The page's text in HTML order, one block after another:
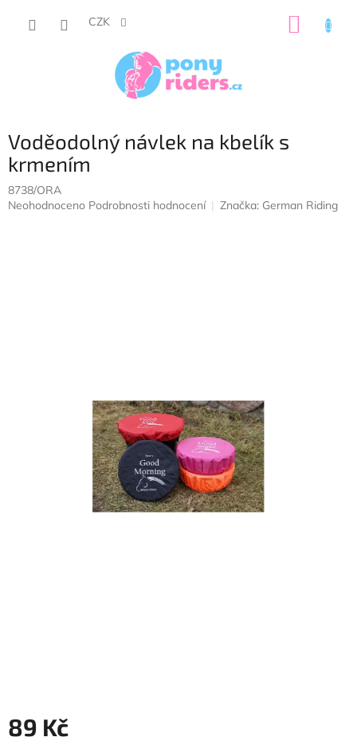
CZK
Voděodolný návlek na kbelík s
krmením
8738/ORA
Průměrné
Neohodnoceno Podrobnosti hodnocení Značka: German Riding
89 Kč